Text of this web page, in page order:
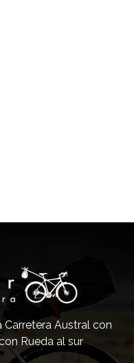
Carretera Austral con
Rueda al sur